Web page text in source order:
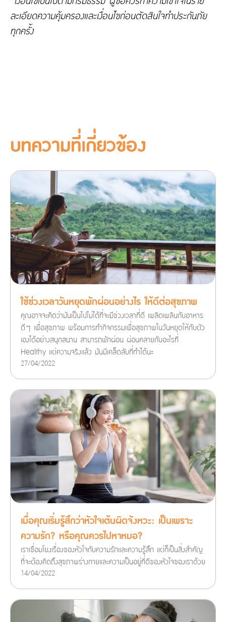
ละเอียดความคุ้มครองและเงื่อนไขก่อนตัดสินใจทำประกันภัย
ทุกครั้ง
บทความที่เกี่ยวข้อง
ใช้ช่วงเวลาวันหยุดพักผ่อนอย่างไร ให้ดีต่อสุขภาพ
คุณอาจจะคิดว่ามันเป็นไปไม่ได้ที่จะมีช่วงเวลาที่ดี เพลิดเพลินกับอาหาร
ดีๆ เพื่อสุขภาพ พร้อมการทำกิจกรรมเพื่อสุขภาพในวันหยุดให้กับตัว
เองได้อย่างสนุกสนาน สามารถพักผ่อน ผ่อนคลายกับอะไรที่
Healthy แต่ความจริงแล้ว มันมีเคล็ดลับที่ทำได้นะ
27/04/2022
เมื่อคุณเริ่มรู้สึกว่าหัวใจเต้นผิดจังหวะ: เป็นเพราะ
ความรัก? หรือคุณควรไปหาหมอ?
เราเชื่อมโยงเรื่องของหัวใจกับความรักและความรู้สึก แต่ก็เป็นสิ่งสำคัญ
ที่จะต้องคิดถึงสุขภาพร่างกายและความเป็นอยู่ที่ดีของหัวใจของเราด้วย
14/04/2022